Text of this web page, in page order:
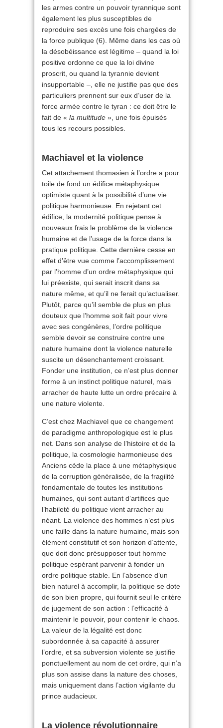
les armes contre un pouvoir tyrannique sont
également les plus susceptibles de
reproduire ses excès une fois chargées de
la force publique (6). Même dans les cas où
la désobéissance est légitime – quand la loi
positive ordonne ce que la loi divine
proscrit, ou quand la tyrannie devient
insupportable –, elle ne justifie pas que des
particuliers prennent sur eux d’user de la
force armée contre le tyran : ce doit être le
fait de « la multitude », une fois épuisés
tous les recours possibles.
Machiavel et la violence
Cet attachement thomasien à l’ordre a pour
toile de fond un édifice métaphysique
optimiste quant à la possibilité d’une vie
politique harmonieuse. En rejetant cet
édifice, la modernité politique pense à
nouveaux frais le problème de la violence
humaine et de l’usage de la force dans la
pratique politique. Cette dernière cesse en
effet d’être vue comme l’accomplissement
par l’homme d’un ordre métaphysique qui
lui préexiste, qui serait inscrit dans sa
nature même, et qu’il ne ferait qu’actualiser.
Plutôt, parce qu’il semble de plus en plus
douteux que l’homme soit fait pour vivre
avec ses congénères, l’ordre politique
semble devoir se construire contre une
nature humaine dont la violence naturelle
suscite un désenchantement croissant.
Fonder une institution, ce n’est plus donner
forme à un instinct politique naturel, mais
arracher de haute lutte un ordre précaire à
une nature violente.
C’est chez Machiavel que ce changement
de paradigme anthropologique est le plus
net. Dans son analyse de l’histoire et de la
politique, la cosmologie harmonieuse des
Anciens cède la place à une métaphysique
de la corruption généralisée, de la fragilité
fondamentale de toutes les institutions
humaines, qui sont autant d’artifices que
l’habileté du politique vient arracher au
néant. La violence des hommes n’est plus
une faille dans la nature humaine, mais son
élément constitutif et son horizon d’attente,
que doit donc présupposer tout homme
politique espérant parvenir à fonder un
ordre politique stable. En l’absence d’un
bien naturel à accomplir, la politique se dote
de son bien propre, qui fournit seul le critère
de jugement de son action : l’efficacité à
maintenir le pouvoir, pour contenir le chaos.
La valeur de la légalité est donc
subordonnée à sa capacité à assurer
l’ordre, et sa subversion violente se justifie
ponctuellement au nom de cet ordre, qui n’a
plus son assise dans la nature des choses,
mais uniquement dans l’action vigilante du
prince audacieux.
La violence révolutionnaire